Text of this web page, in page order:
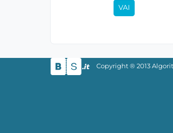
VAI
Copyright ® 2013